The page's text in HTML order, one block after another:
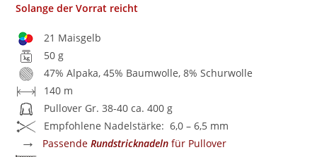
Solange der Vorrat reicht
21 Maisgelb
50 g
47% Alpaka, 45% Baumwolle, 8% Schurwolle
140 m
Pullover Gr. 38-40 ca. 400 g
Empfohlene Nadelstärke: 6,0 – 6,5 mm
→ PassendeRundstricknadeln für Pullover